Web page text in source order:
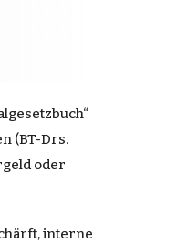
(BT-Drs.
oder
interne